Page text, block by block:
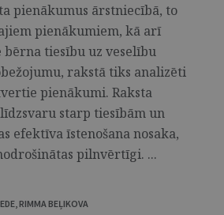
pienākumus ārstniecībā, to
pienākumiem, kā arī
tiesību uz veselību
rakstā tiks analizēti
pienākumi. Raksta
starp tiesībām un
efektīva īstenošana nosaka,
pilnvērtīgi. ...
,RIMMA BEĻIKOVA